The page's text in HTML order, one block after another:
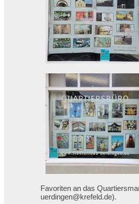
Favoriten an das
uerdingen@krefeld.de).